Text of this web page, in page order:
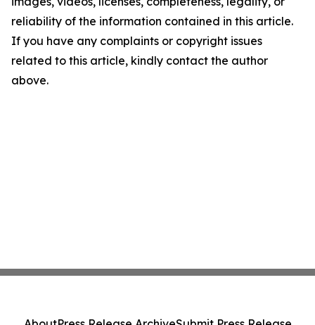
reliability of the information contained in this article.
If you have any complaints or copyright issues
related to this article, kindly contact the author
above.